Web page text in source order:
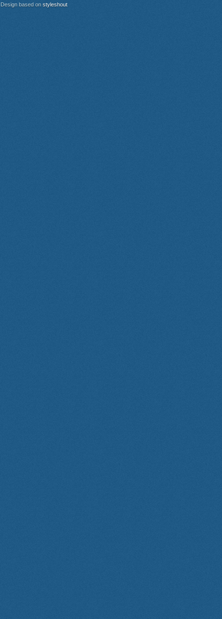
Design based on styleshout